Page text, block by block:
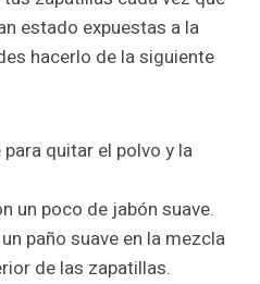
estado expuestas a la
hacerlo de la siguiente
quitar el polvo y la
un poco de jabón suave.
paño suave en la mezcla
de las zapatillas.